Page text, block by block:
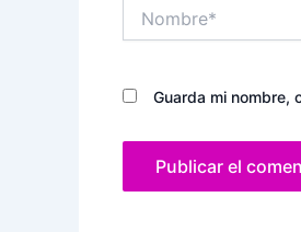
Guarda mi nombre,